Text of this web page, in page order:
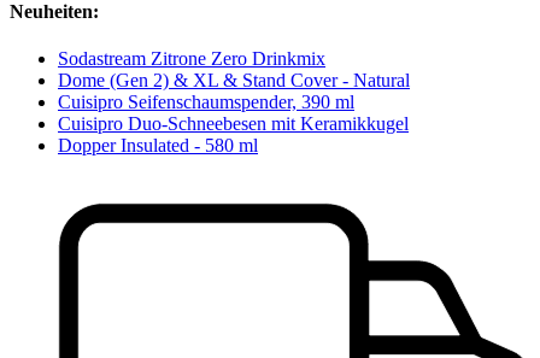
Neuheiten:
Sodastream Zitrone Zero Drinkmix
Dome (Gen 2) & XL & Stand Cover - Natural
Cuisipro Seifenschaumspender, 390 ml
Cuisipro Duo-Schneebesen mit Keramikkugel
Dopper Insulated - 580 ml